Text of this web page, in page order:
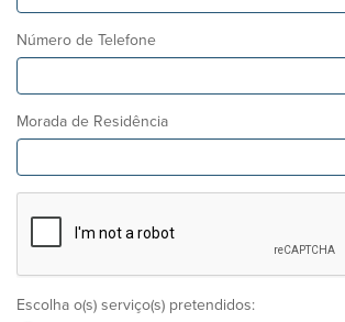
Número de Telefone
Morada de Residência
Escolha o(s) serviço(s) pretendidos: